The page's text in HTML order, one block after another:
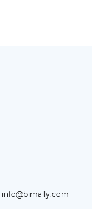
info@bimally.com